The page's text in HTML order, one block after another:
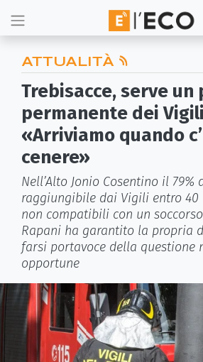
ATTUALITÀ
Trebisacce, serve un
permanente dei
«Arriviamo quando
cenere»
Nell’Alto Jonio Cosentino il
raggiungibile dai Vigili entro 40
non compatibili con un
Rapani ha garantito la propria
farsi portavoce della questione
opportune